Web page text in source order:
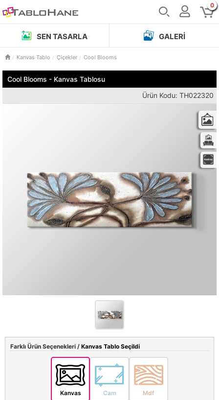
0
SEN TASARLA GALERI
Kanvas Tablo Çiçekler Cool Blooms
Cool Blooms - Kanvas Tablosu
Ürün Kodu: TH022320
Farklı Ürün Seçenekleri / Kanvas Tablo Seçildi
Kanvas Cam Mdf